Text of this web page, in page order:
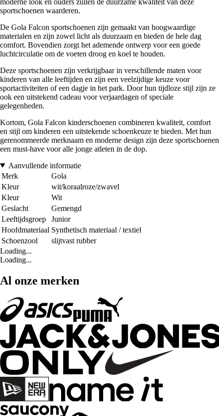
sportschoenen waarderen.
De Gola Falcon sportschoenen zijn gemaakt van hoogwaardige
materialen en zijn zowel licht als duurzaam en bieden de hele dag
comfort. Bovendien zorgt het ademende ontwerp voor een goede
luchtcirculatie om de voeten droog en koel te houden.
Deze sportschoenen zijn verkrijgbaar in verschillende maten voor
kinderen van alle leeftijden en zijn een veelzijdige keuze voor
sportactiviteiten of een dagje in het park. Door hun tijdloze stijl zijn ze
ook een uitstekend cadeau voor verjaardagen of speciale
gelegenheden.
Kortom, Gola Falcon kinderschoenen combineren kwaliteit, comfort
en stijl om kinderen een uitstekende schoenkeuze te bieden. Met hun
gerenommeerde merknaam en moderne design zijn deze sportschoenen
een must-have voor alle jonge atleten in de dop.
Aanvullende informatie
Merk
Gola
Kleur
wit/koraalroze/zwavel
Kleur
Wit
Geslacht
Gemengd
Leeftijdsgroep
Junior
Hoofdmateriaal Synthetisch materiaal / textiel
Schoenzool
slijtvast rubber
Loading...
Loading...
Al onze merken